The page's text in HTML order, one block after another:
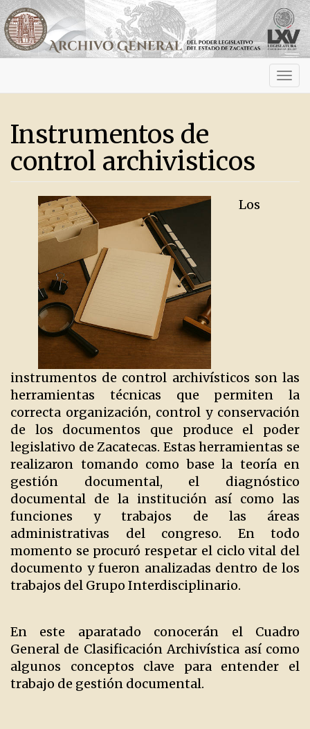
Instrumentos de
control archivisticos
Los
instrumentos de control archivísticos son las
herramientas técnicas que permiten la
correcta organización, control y conservación
de los documentos que produce el poder
legislativo de Zacatecas. Estas herramientas se
realizaron tomando como base la teoría en
gestión documental, el diagnóstico
documental de la institución así como las
funciones y trabajos de las áreas
administrativas del congreso. En todo
momento se procuró respetar el ciclo vital del
documento y fueron analizadas dentro de los
trabajos del Grupo Interdisciplinario.
En este aparatado conocerán el Cuadro
General de Clasificación Archivística así como
algunos conceptos clave para entender el
trabajo de gestión documental.